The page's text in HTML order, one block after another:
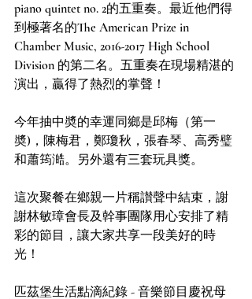
piano quintet no. 2的五重奏。最近他們得
到極著名的The American Prize in
Chamber Music, 2016-2017 High School
Division 的第二名。五重奏在現場精湛的
演出，贏得了熱烈的掌聲！
今年抽中奬的幸運同鄉是邱梅（第一
奬)，陳梅君，鄭瓊秋，張春琴、高秀璧
和蕭筠澔。另外還有三套玩具獎。
這次聚餐在鄉親一片稱讃聲中結束，謝
謝林敏璋會長及幹事團隊用心安排了精
彩的節目，讓大家共享一段美好的時
光！
匹茲堡生活點滴紀錄 - 音樂節目慶祝母